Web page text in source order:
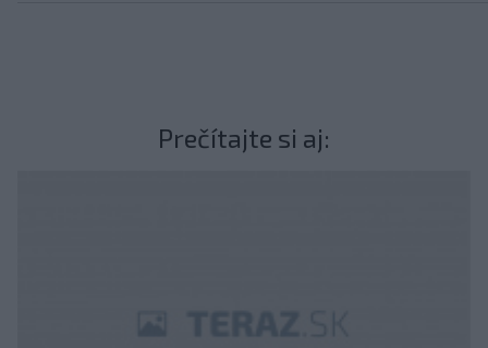
Prečítajte si aj: